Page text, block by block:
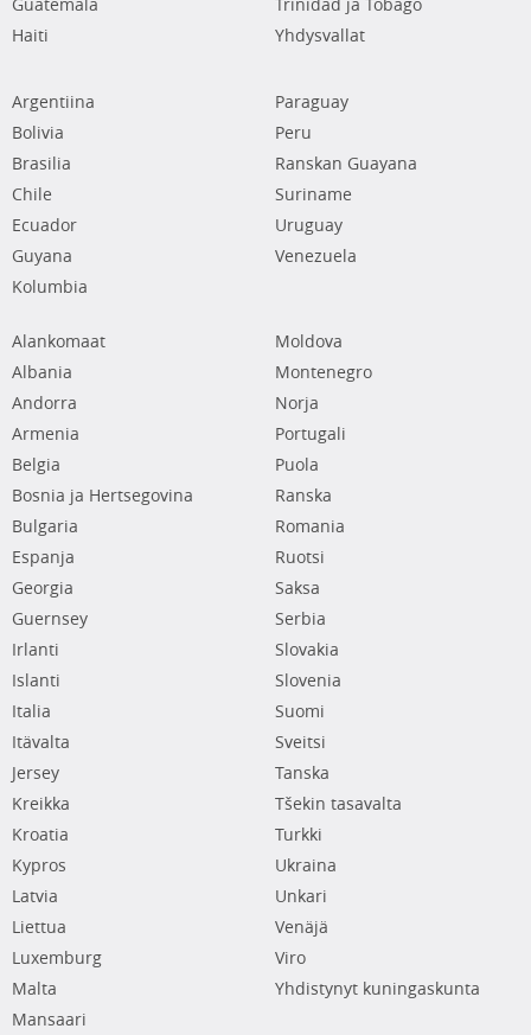
Guatemala
Haiti
Trinidad ja Tobago
Yhdysvallat
Argentiina
Bolivia
Brasilia
Chile
Ecuador
Guyana
Kolumbia
Paraguay
Peru
Ranskan Guayana
Suriname
Uruguay
Venezuela
Alankomaat
Albania
Andorra
Armenia
Belgia
Bosnia ja Hertsegovina
Bulgaria
Espanja
Georgia
Guernsey
Irlanti
Islanti
Italia
Itävalta
Jersey
Kreikka
Kroatia
Kypros
Latvia
Liettua
Luxemburg
Malta
Mansaari
Moldova
Montenegro
Norja
Portugali
Puola
Ranska
Romania
Ruotsi
Saksa
Serbia
Slovakia
Slovenia
Suomi
Sveitsi
Tanska
Tšekin tasavalta
Turkki
Ukraina
Unkari
Venäjä
Viro
Yhdistynyt kuningaskunta